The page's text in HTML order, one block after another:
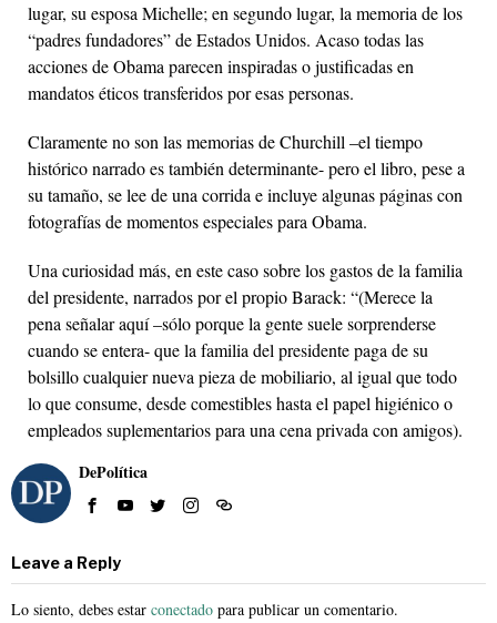
lugar, su esposa Michelle; en segundo lugar, la memoria de los
“padres fundadores” de Estados Unidos. Acaso todas las
acciones de Obama parecen inspiradas o justificadas en
mandatos éticos transferidos por esas personas.
Claramente no son las memorias de Churchill –el tiempo
histórico narrado es también determinante- pero el libro, pese a
su tamaño, se lee de una corrida e incluye algunas páginas con
fotografías de momentos especiales para Obama.
Una curiosidad más, en este caso sobre los gastos de la familia
del presidente, narrados por el propio Barack: “(Merece la
pena señalar aquí –sólo porque la gente suele sorprenderse
cuando se entera- que la familia del presidente paga de su
bolsillo cualquier nueva pieza de mobiliario, al igual que todo
lo que consume, desde comestibles hasta el papel higiénico o
empleados suplementarios para una cena privada con amigos).
DePolítica
Leave a Reply
Lo siento, debes estar conectado para publicar un comentario.